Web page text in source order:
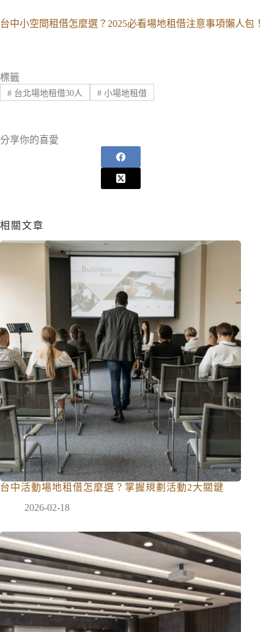
台中小空間租借怎麼選？2025必看場地租借注意事項懶人包！
標籤
#台北場地租借30人 #小場地租借
分享你的喜愛
相關文章
台中活動場地租借怎麼選？掌握規劃活動2大關鍵
2026-02-18